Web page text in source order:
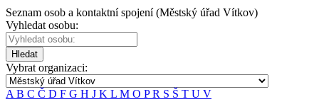
Seznam osob a kontaktní spojení (Městský úřad Vítkov)
Vyhledat osobu:
Hledat
Vybrat organizaci:
A B C Č D F G H J K L M O PR S Š T U V